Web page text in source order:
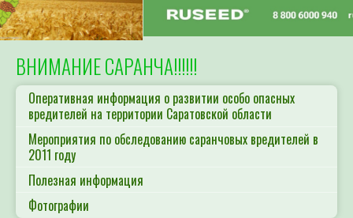
ВНИМАНИЕ САРАНЧА!!!!!!
Оперативная информация о развитии особо опасных
вредителей на территории Саратовской области
Мероприятия по обследованию саранчовых вредителей в
2011 году
Полезная информация
Фотографии